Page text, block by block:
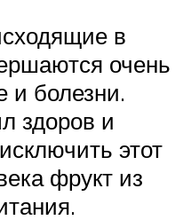
в
очень
и болезни.
здоров и
этот
фрукт из